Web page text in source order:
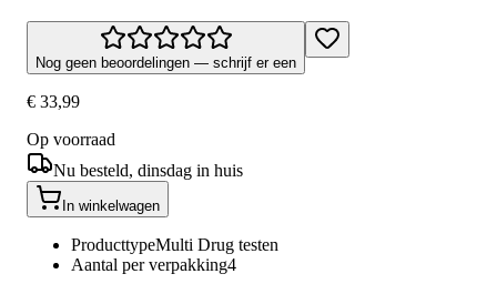
Nog geen beoordelingen — schrijf er een
€ 33,99
Op voorraad
Nu besteld, dinsdag in huis
In winkelwagen
ProducttypeMulti Drug testen
Aantal per verpakking4